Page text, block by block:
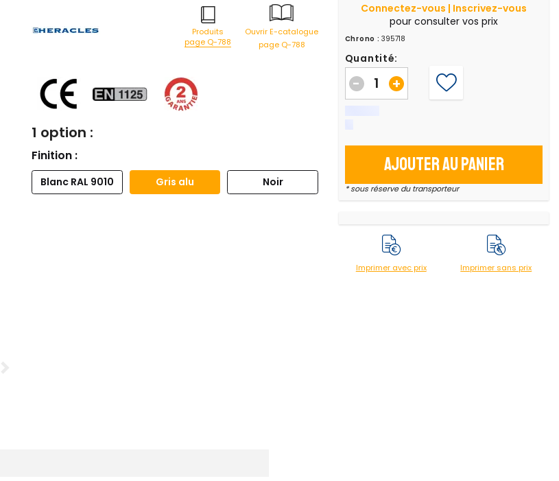
Produits
page Q-788
Ouvrir E-catalogue
page Q-788
1 option :
Finition :
Blanc RAL 9010 Gris alu Noir
Connectez-vous | Inscrivez-vous
pour consulter vos prix
Chrono : 395718
Quantité:
+
-
Ajouter au panier
* sous réserve du transporteur
Imprimer avec prix Imprimer sans prix